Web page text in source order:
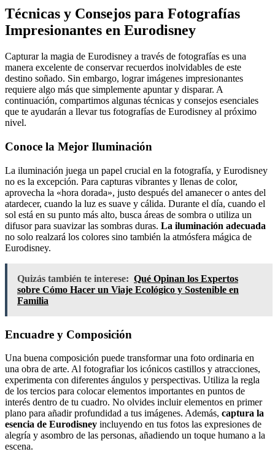
Técnicas y Consejos para Fotografías
Impresionantes en Eurodisney
Capturar la magia de Eurodisney a través de fotografías es una
manera excelente de conservar recuerdos inolvidables de este
destino soñado. Sin embargo, lograr imágenes impresionantes
requiere algo más que simplemente apuntar y disparar. A
continuación, compartimos algunas técnicas y consejos esenciales
que te ayudarán a llevar tus fotografías de Eurodisney al próximo
nivel.
Conoce la Mejor Iluminación
La iluminación juega un papel crucial en la fotografía, y Eurodisney
no es la excepción. Para capturas vibrantes y llenas de color,
aprovecha la «hora dorada», justo después del amanecer o antes del
atardecer, cuando la luz es suave y cálida. Durante el día, cuando el
sol está en su punto más alto, busca áreas de sombra o utiliza un
difusor para suavizar las sombras duras. La iluminación adecuada
no solo realzará los colores sino también la atmósfera mágica de
Eurodisney.
Quizás también te interese: Qué Opinan los Expertos
sobre Cómo Hacer un Viaje Ecológico y Sostenible en
Familia
Encuadre y Composición
Una buena composición puede transformar una foto ordinaria en
una obra de arte. Al fotografiar los icónicos castillos y atracciones,
experimenta con diferentes ángulos y perspectivas. Utiliza la regla
de los tercios para colocar elementos importantes en puntos de
interés dentro de tu cuadro. No olvides incluir elementos en primer
plano para añadir profundidad a tus imágenes. Además, captura la
esencia de Eurodisney incluyendo en tus fotos las expresiones de
alegría y asombro de las personas, añadiendo un toque humano a la
escena.